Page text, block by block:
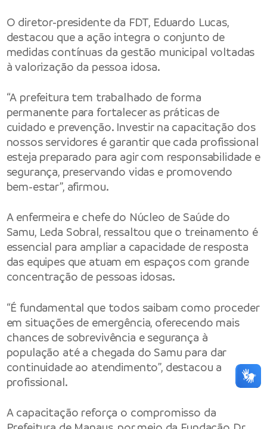
O diretor-presidente da FDT, Eduardo Lucas,
destacou que a ação integra o conjunto de
medidas contínuas da gestão municipal voltadas
à valorização da pessoa idosa.
“A prefeitura tem trabalhado de forma
permanente para fortalecer as práticas de
cuidado e prevenção. Investir na capacitação dos
nossos servidores é garantir que cada profissional
esteja preparado para agir com responsabilidade e
segurança, preservando vidas e promovendo
bem-estar”, afirmou.
A enfermeira e chefe do Núcleo de Saúde do
Samu, Leda Sobral, ressaltou que o treinamento é
essencial para ampliar a capacidade de resposta
das equipes que atuam em espaços com grande
concentração de pessoas idosas.
“É fundamental que todos saibam como proceder
em situações de emergência, oferecendo mais
chances de sobrevivência e segurança à
população até a chegada do Samu para dar
continuidade ao atendimento”, destacou a
profissional.
A capacitação reforça o compromisso da